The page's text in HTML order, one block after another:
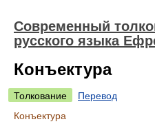
Современный
русского языка
Конъектура
Толкование
Перевод
Конъектура